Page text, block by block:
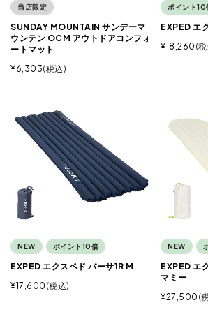
当店限定
SUNDAY MOUNTAIN サンデーマ
ウンテン OCM アウトドアコンフォ
ートマット
¥6,303 税込
ポイント10
EXPED エ
¥18,260
NEW ポイント10倍
EXPED エクスペド バーサ1R M
¥17,600 税込
NEW
EXPED エ
マミー
¥27,500